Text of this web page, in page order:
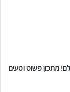
מתכון פשוט וטעים